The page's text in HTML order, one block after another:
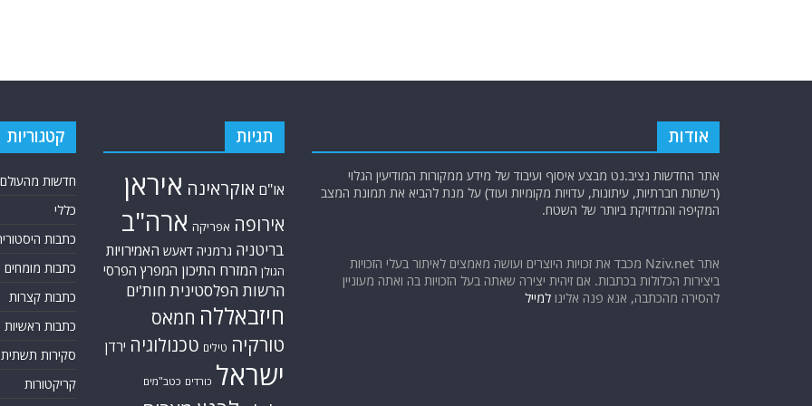
אודות
אתר החדשות נציב.נט מבצע איסוף ועיבוד של מידע ממקורות המודיעין הגלוי
(רשתות חברתיות, עיתונות, עדויות מקומיות ועוד) על מנת להביא את תמונת המצב
המקיפה והמדויקת ביותר של השטח.
אתר Nziv.net מכבד את זכויות היוצרים ועושה מאמצים לאיתור בעלי הזכויות
ביצירות הכלולות בכתבות. אם זיהית יצירה שאתה בעל הזכויות בה ואתה מעוניין
להסירה מהכתבה, אנא פנה אלינו למייל
תגיות
או"ם אוקראינה איראן
אירופה אפריקה ארה"ב
בריטניה גרמניה דאעש האמירויות
הגולן המזרח התיכון המפרץ הפרסי
הרשות הפלסטינית חות'ים
חיזבאללה חמאס
טורקיה טילים טכנולוגיה ירדן
ישראל כורדים כטב"מים
קטגוריות
חדשות מהעולם
כללי
כתבות
כתבות מומחים
כתבות קצרות
כתבות ראשיות
סקירות תשתית
קריקטורות